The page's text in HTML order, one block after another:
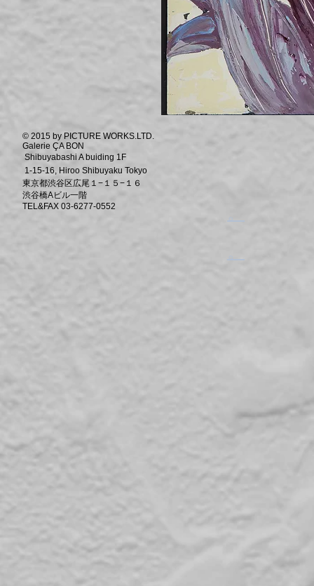
© 2015 by PICTURE WORKS.LTD.
Galerie ÇA BON
Shibuyabashi A buiding 1F
1-15-16, Hiroo Shibuyaku Tokyo
東京都渋谷区広尾１−１５−１６
渋谷橋Aビル一階
TEL&FAX 03-6277-0552